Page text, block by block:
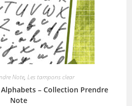
Note, Les tampons clear
– Collection Prendre
Note